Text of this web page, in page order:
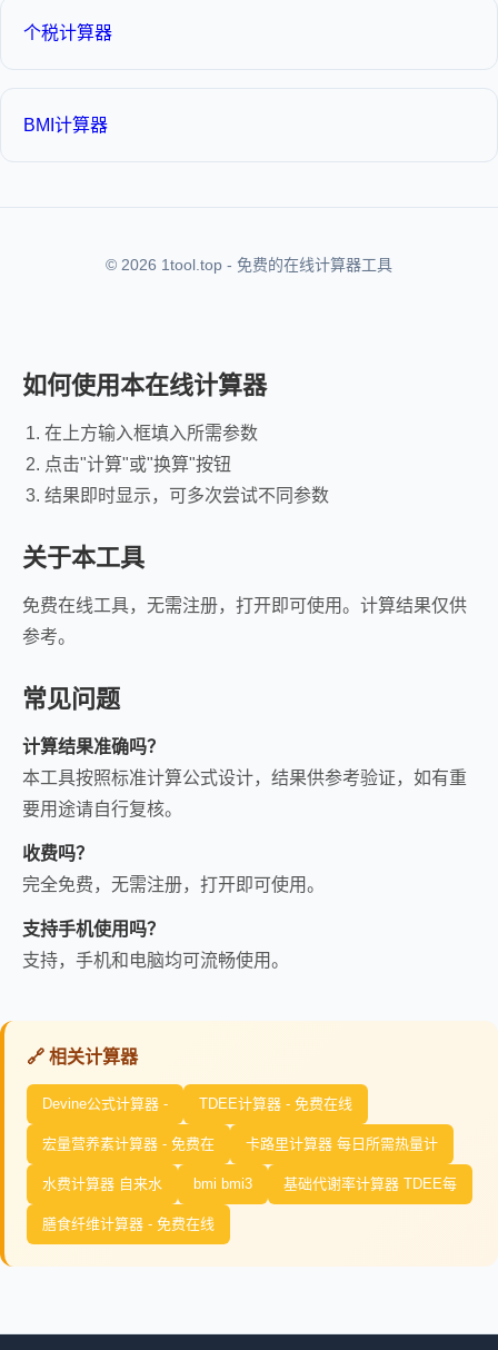
个税计算器
BMI计算器
© 2026 1tool.top - 免费的在线计算器工具
如何使用本在线计算器
在上方输入框填入所需参数
点击"计算"或"换算"按钮
结果即时显示，可多次尝试不同参数
关于本工具
免费在线工具，无需注册，打开即可使用。计算结果仅供
参考。
常见问题
计算结果准确吗？
本工具按照标准计算公式设计，结果供参考验证，如有重
要用途请自行复核。
收费吗？
完全免费，无需注册，打开即可使用。
支持手机使用吗？
支持，手机和电脑均可流畅使用。
🔗 相关计算器
Devine公式计算器 - TDEE计算器 - 免费在线
宏量营养素计算器 - 免费在 卡路里计算器 每日所需热量计
水费计算器 自来水 bmi bmi3 基础代谢率计算器 TDEE每
膳食纤维计算器 - 免费在线